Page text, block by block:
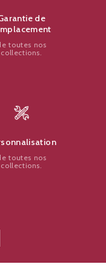
de
toutes nos
collections.
toutes nos
collections.